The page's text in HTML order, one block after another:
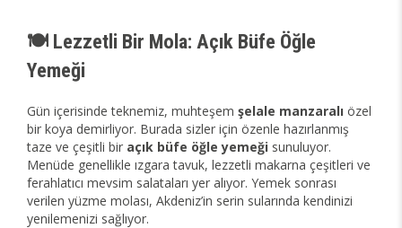
🍽️ Lezzetli Bir Mola: Açık Büfe Öğle
Yemeği
Gün içerisinde teknemiz, muhteşem şelale manzaralı özel
bir koya demirliyor. Burada sizler için özenle hazırlanmış
taze ve çeşitli bir açık büfe öğle yemeği sunuluyor.
Menüde genellikle ızgara tavuk, lezzetli makarna çeşitleri ve
ferahlatıcı mevsim salataları yer alıyor. Yemek sonrası
verilen yüzme molası, Akdeniz’in serin sularında kendinizi
yenilemenizi sağlıyor.